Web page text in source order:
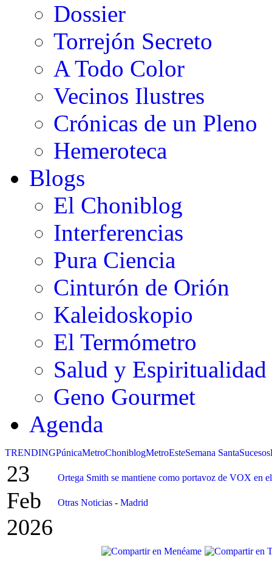
Dossier
Torrejón Secreto
A Todo Color
Vecinos Ilustres
Crónicas de un Pleno
Hemeroteca
Blogs
El Choniblog
Interferencias
Pura Ciencia
Cinturón de Orión
Kaleidoskopio
El Termómetro
Salud y Espiritualidad
Geno Gourmet
Agenda
TRENDINGPúnicaMetroChoniblogMetroEsteSemana SantaSucesos
23
Feb
2026
Ortega Smith se mantiene como portavoz de VOX en
Otras Noticias - Madrid